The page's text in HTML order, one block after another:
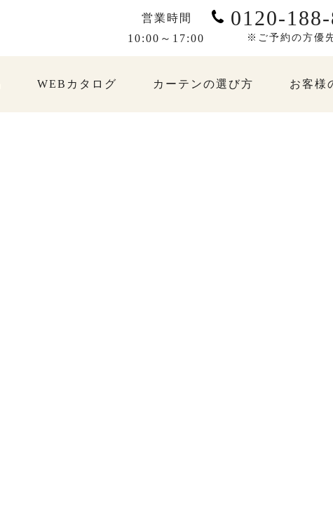
営業時間
10:00～17:00
0120-
※ご予約の方優
WEBカタログ カーテンの選び方 お客様